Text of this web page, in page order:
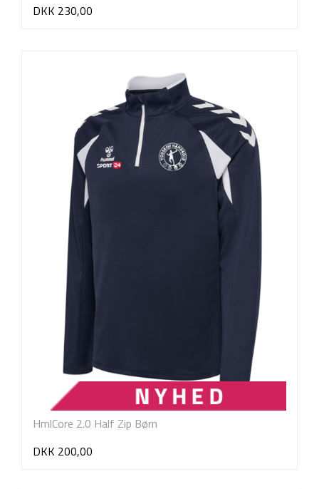
DKK 230,00
HmlCore 2.0 Half Zip Børn
DKK 200,00